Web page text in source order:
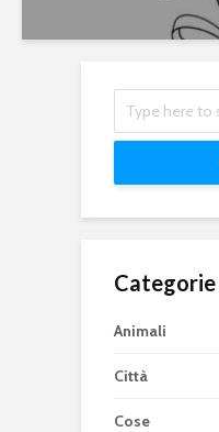
Categorie
Animali
Città
Cose